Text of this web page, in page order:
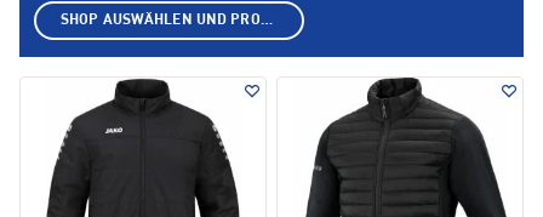
SHOP AUSWÄHLEN UND PRODUKTE ANZEIGEN